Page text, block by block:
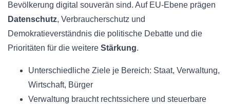
Bevölkerung digital souverän sind. Auf EU‑Ebene prägen
Datenschutz, Verbraucherschutz und
Demokratieverständnis die politische Debatte und die
Prioritäten für die weitere Stärkung.
Unterschiedliche Ziele je Bereich: Staat, Verwaltung,
Wirtschaft, Bürger
Verwaltung braucht rechtssichere und steuerbare